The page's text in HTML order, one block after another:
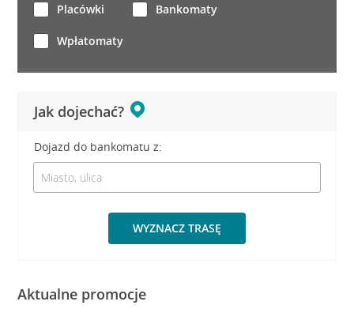
Jak dojechać?
Dojazd do bankomatu z:
WYZNACZ TRASĘ
Placówki Bankomaty
Wpłatomaty
Aktualne promocje